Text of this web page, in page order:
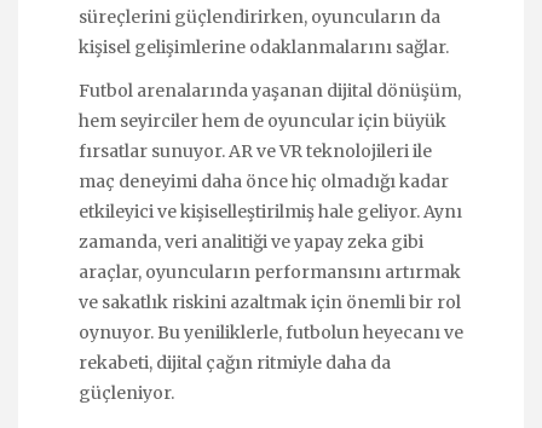
süreçlerini güçlendirirken, oyuncuların da
kişisel gelişimlerine odaklanmalarını sağlar.
Futbol arenalarında yaşanan dijital dönüşüm,
hem seyirciler hem de oyuncular için büyük
fırsatlar sunuyor. AR ve VR teknolojileri ile
maç deneyimi daha önce hiç olmadığı kadar
etkileyici ve kişiselleştirilmiş hale geliyor. Aynı
zamanda, veri analitiği ve yapay zeka gibi
araçlar, oyuncuların performansını artırmak
ve sakatlık riskini azaltmak için önemli bir rol
oynuyor. Bu yeniliklerle, futbolun heyecanı ve
rekabeti, dijital çağın ritmiyle daha da
güçleniyor.